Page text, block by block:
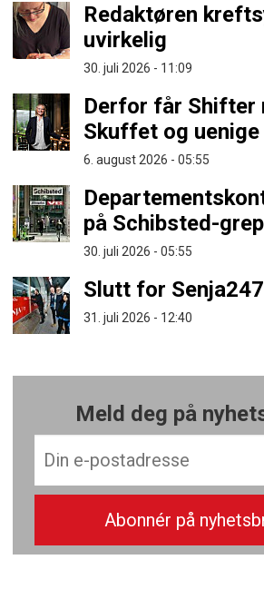
Redaktøren
uvirkelig
30. juli 2026 - 11:09
Derfor får Shifter
Skuffet og uenige
6. august 2026 - 05:55
på Schibsted-
30. juli 2026 - 05:55
Slutt for Senja247
31. juli 2026 - 12:40
Meld deg på